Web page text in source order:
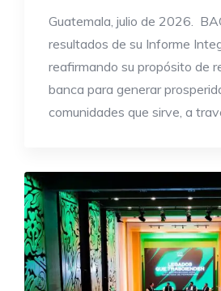
Guatemala, julio de 2026.
resultados de su Informe
reafirmando su propósito de
banca para generar
comunidades que sirve, a